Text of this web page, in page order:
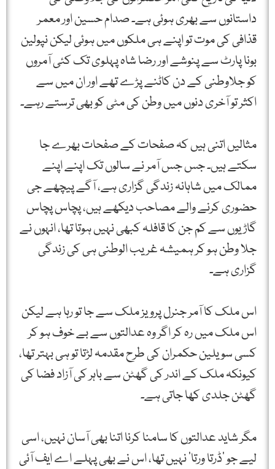
داستانوں سے بھری ہوئی ہے۔ صدام حسین اور معمر
قذافی کی موت تو اپنے ہی ملکوں میں ہوئی لیکن نپولین
بونا پارٹ سے پنوشے اور رضا شاہ پہلوی تک کئی آمروں
کو جلاوطنی کے دن کاٹنے پڑے تھے اور ان میں سے
اکثر تو آخری دنوں میں وطن کی مٹی کو بھی ترستے رہے۔
مثالیں اتنی ہیں کہ صفحات کے صفحات بھرے جا
سکتے ہیں۔ جس جس آمر نے سالوں تک اپنے اپنے
ممالک میں شاہانہ زندگی گزاری ہے، آگے پیچھے جی
حضوری کرنے والے مصاحب دیکھے ہیں، پچاس پچاس
گاڑیوں سے کم جن کا قافلہ کبھی نہیں ہوتا تھا، انہوں نے
جلا وطن ہو کر ہمیشہ غریب الوطنی ہی کی زندگی
گزاری ہے۔
اس ملک کا آمر جنرل پرویز ملک سے جا تو رہا ہے لیکن
اس ملک میں رہ کر اگر وہ عدالتوں سے بے خوف ہو کر
کسی سویلین حکمران کی طرح مقدمہ لڑتا تو ہی بہتر تھا،
کیونکہ ملک کے اندر کی گھٹن سے باہر کی آزاد فضا کی
گھٹن جلدی کھا جاتی ہے۔
مگر شاید عدالتوں کا سامنا کرنا اتنا بھی آسان نہیں، اسی
لیے جو ‘ڈرتا ورتا’ نہیں تھا، اس نے بھی پہلے اے ایف آئی